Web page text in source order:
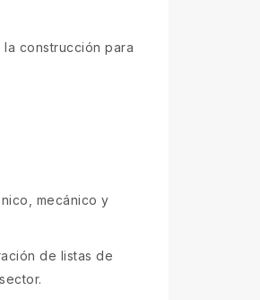
construcción para
mecánico y
de listas de